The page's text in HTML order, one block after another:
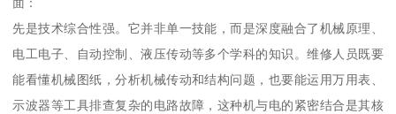
先是技术综合性强。它并非单一技能，而是深度融合了机械原理、
电工电子、自动控制、液压传动等多个学科的知识。维修人员既要
能看懂机械图纸，分析机械传动和结构问题，也要能运用万用表、
示波器等工具排查复杂的电路故障，这种机与电的紧密结合是其核